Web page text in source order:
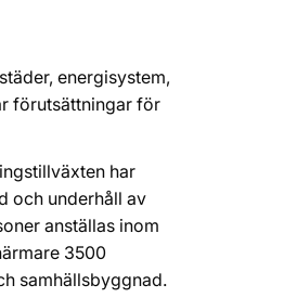
energisystem,
förutsättningar för
har
och underhåll av
anställas inom
3500
samhällsbyggnad.